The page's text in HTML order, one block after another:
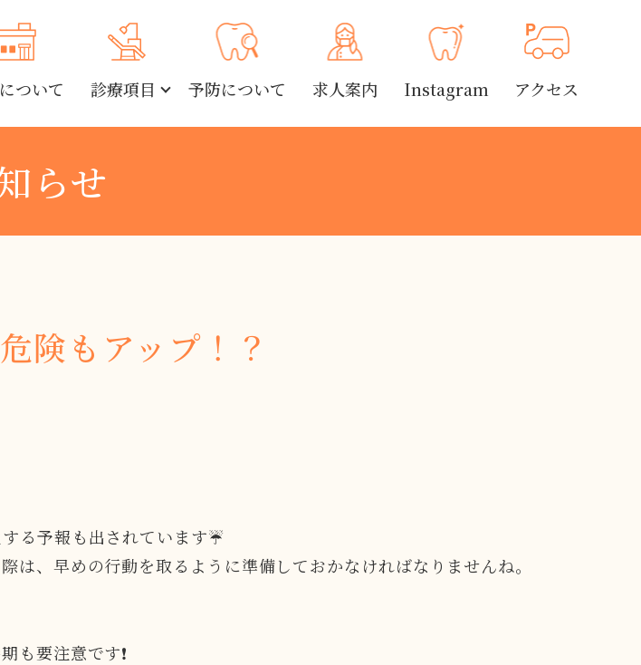
ついて 診療項目 予防について 求人案内 Instagram アクセス
らせ
険もアップ！？
る予報も出されています☔
、早めの行動を取るように準備しておかなければなりませんね。
も要注意です❗️